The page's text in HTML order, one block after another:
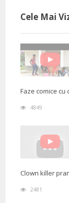
Cele Mai
Faze comice cu
4849
Clown killer
2481